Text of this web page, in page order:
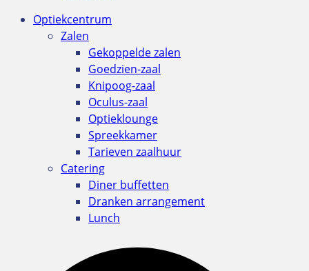
Optiekcentrum
Zalen
Gekoppelde zalen
Goedzien-zaal
Knipoog-zaal
Oculus-zaal
Optieklounge
Spreekkamer
Tarieven zaalhuur
Catering
Diner buffetten
Dranken arrangement
Lunch